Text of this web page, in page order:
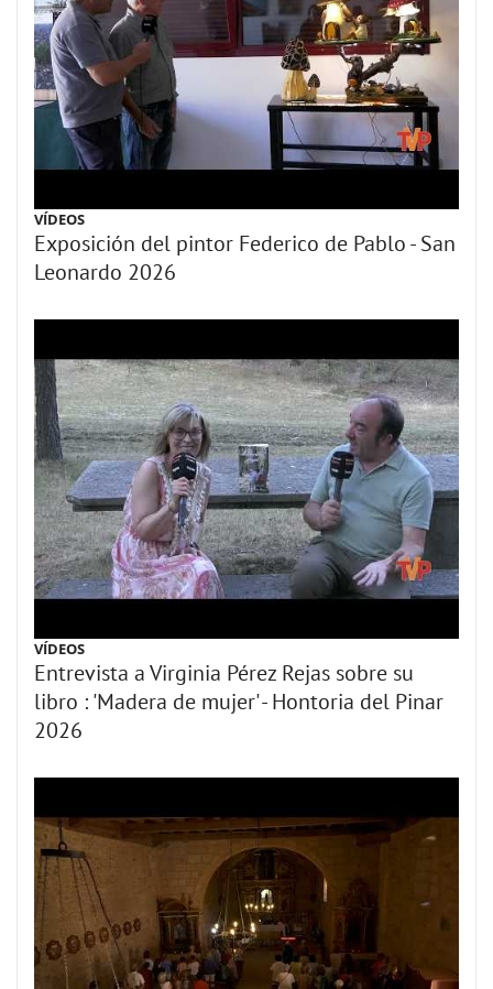
VÍDEOS
Exposición del pintor Federico de Pablo - San
Leonardo 2026
VÍDEOS
Entrevista a Virginia Pérez Rejas sobre su
libro : 'Madera de mujer' - Hontoria del Pinar
2026